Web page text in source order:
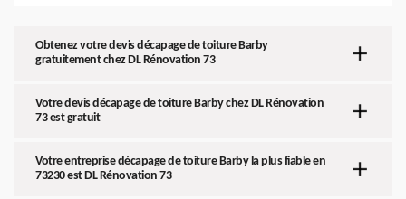
Obtenez votre devis décapage de toiture Barby
gratuitement chez DL Rénovation 73
Votre devis décapage de toiture Barby chez DL Rénovation
73 est gratuit
Votre entreprise décapage de toiture Barby la plus fiable en
73230 est DL Rénovation 73